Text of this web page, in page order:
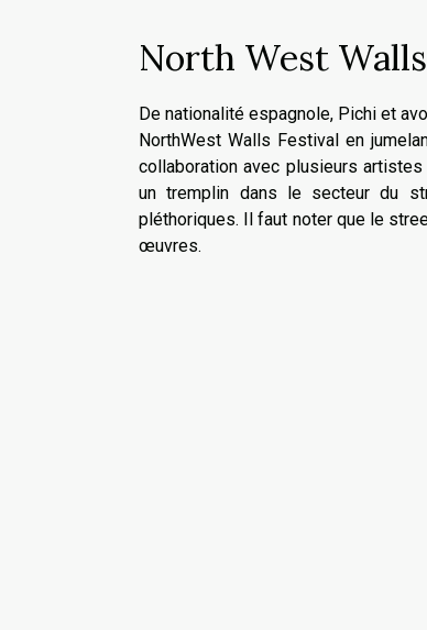
North West
De nationalité espagnole, Pichi et
NorthWest Walls Festival en
collaboration avec plusieurs
un tremplin dans le secteur du
pléthoriques. Il faut noter que le
œuvres.